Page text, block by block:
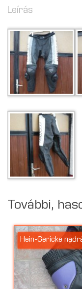
Leírás
További,
Hein-Gericke